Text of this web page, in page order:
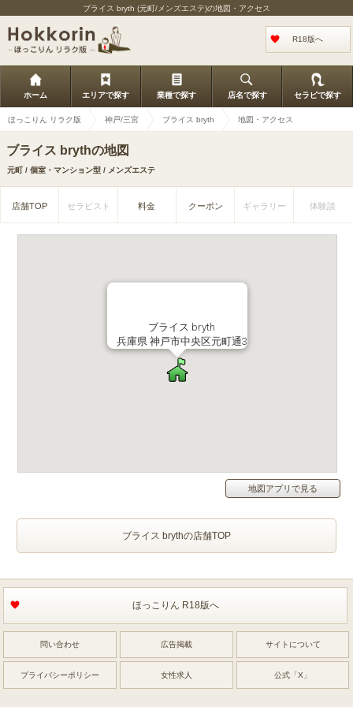
ブライス bryth (元町/メンズエステ)の地図・アクセス
R18版へ
ホーム エリアで探す 業種で探す 店名で探す セラピで探す
ほっこりん リラク版 神戸/三宮 ブライス bryth 地図・アクセス
ブライス brythの地図
元町 / 個室・マンション型 / メンズエステ
店舗TOP セラピスト 料金 クーポン ギャラリー 体験談
ブライス bryth
兵庫県 神戸市中央区元町通3
地図アプリで見る
ブライス brythの店舗TOP
ほっこりん R18版へ
問い合わせ 広告掲載 サイトについて
プライバシーポリシー 女性求人 公式「X」